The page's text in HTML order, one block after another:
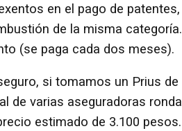
en el pago de
de la misma
(se paga cada dos meses).
si tomamos un Prius
de varias aseguradoras
estimado de 3.100